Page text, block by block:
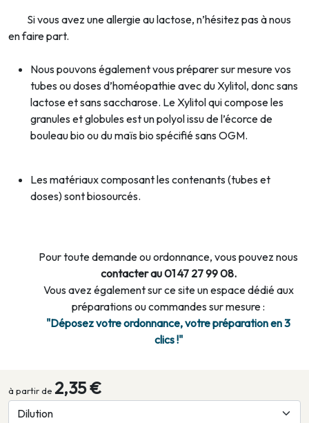
Si vous avez une allergie au lactose, n’hésitez pas à nous
en faire part.
Nous pouvons également vous préparer sur mesure vos
tubes ou doses d’homéopathie avec du Xylitol, donc sans
lactose et sans saccharose. Le Xylitol qui compose les
granules et globules est un polyol issu de l’écorce de
bouleau bio ou du maïs bio spécifié sans OGM.
Les matériaux composant les contenants (tubes et
doses) sont biosourcés.
Pour toute demande ou ordonnance, vous pouvez nous
contacter au 01 47 27 99 08.
Vous avez également sur ce site un espace dédié aux
préparations ou commandes sur mesure :
"Déposez votre ordonnance, votre préparation en 3
clics !"
à partir de 2,35 €